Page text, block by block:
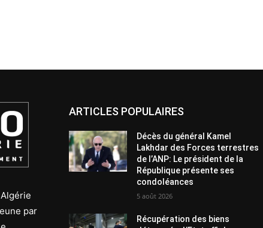
par
ARTICLES POPULAIRES
Décès du général Kamel
Lakhdar des Forces terrestres
de l’ANP: Le président de la
République présente ses
condoléances
5 août 2026
Récupération des biens